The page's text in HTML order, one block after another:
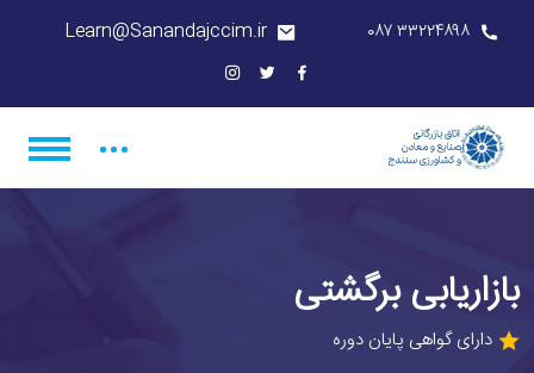
۳۳۲۲۴۸۹۸ ۰۸۷ Learn@Sanandajccim.ir
بازاریابی برگشتی
دارای گواهی پایان دوره